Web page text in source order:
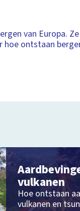
van Europa.
hoe ontstaan
vulkanen
Hoe ontstaan
vulkanen en